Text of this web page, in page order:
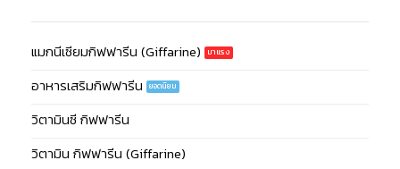
แมกนีเซียมกิฟฟารีน (Giffarine)
อาหารเสริมกิฟฟารีน
วิตามินซี กิฟฟารีน
วิตามิน กิฟฟารีน (Giffarine)